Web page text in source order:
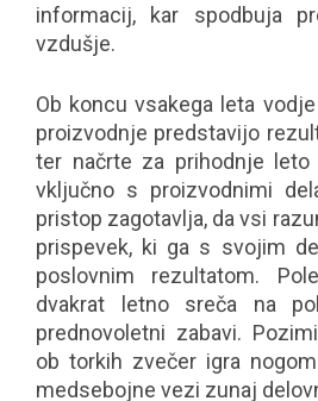
informacij, kar spodbuja
vzdušje.
Ob koncu vsakega leta
proizvodnje predstavijo
ter načrte za prihodnje leto
vključno s proizvodnimi
pristop zagotavlja, da vsi
prispevek, ki ga s svojim
poslovnim rezultatom.
dvakrat letno sreča na
prednovoletni zabavi.
ob torkih zvečer igra
medsebojne vezi zunaj